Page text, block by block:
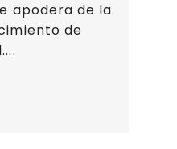
apodera de la
de